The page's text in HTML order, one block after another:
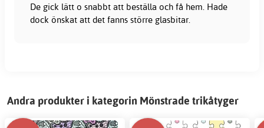
De gick lätt o snabbt att beställa och få hem. Hade
dock önskat att det fanns större glasbitar.
Andra produkter i kategorin Mönstrade trikåtyger